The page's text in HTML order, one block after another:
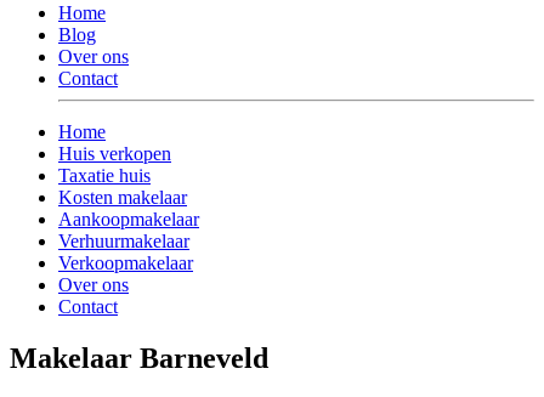
Home
Blog
Over ons
Contact
Home
Huis verkopen
Taxatie huis
Kosten makelaar
Aankoopmakelaar
Verhuurmakelaar
Verkoopmakelaar
Over ons
Contact
Makelaar Barneveld